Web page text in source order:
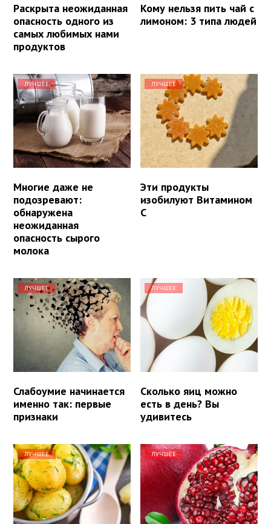
Раскрыта неожиданная
опасность одного из
самых любимых нами
продуктов
Кому нельзя пить чай с
лимоном: 3 типа людей
ЛУЧШЕЕ
Многие даже не
подозревают:
обнаружена
неожиданная
опасность сырого
молока
ЛУЧШЕЕ
Эти продукты
изобилуют Витамином
С
ЛУЧШЕЕ
Слабоумие начинается
именно так: первые
признаки
ЛУЧШЕЕ
Сколько яиц можно
есть в день? Вы
удивитесь
ЛУЧШЕЕ ЛУЧШЕЕ